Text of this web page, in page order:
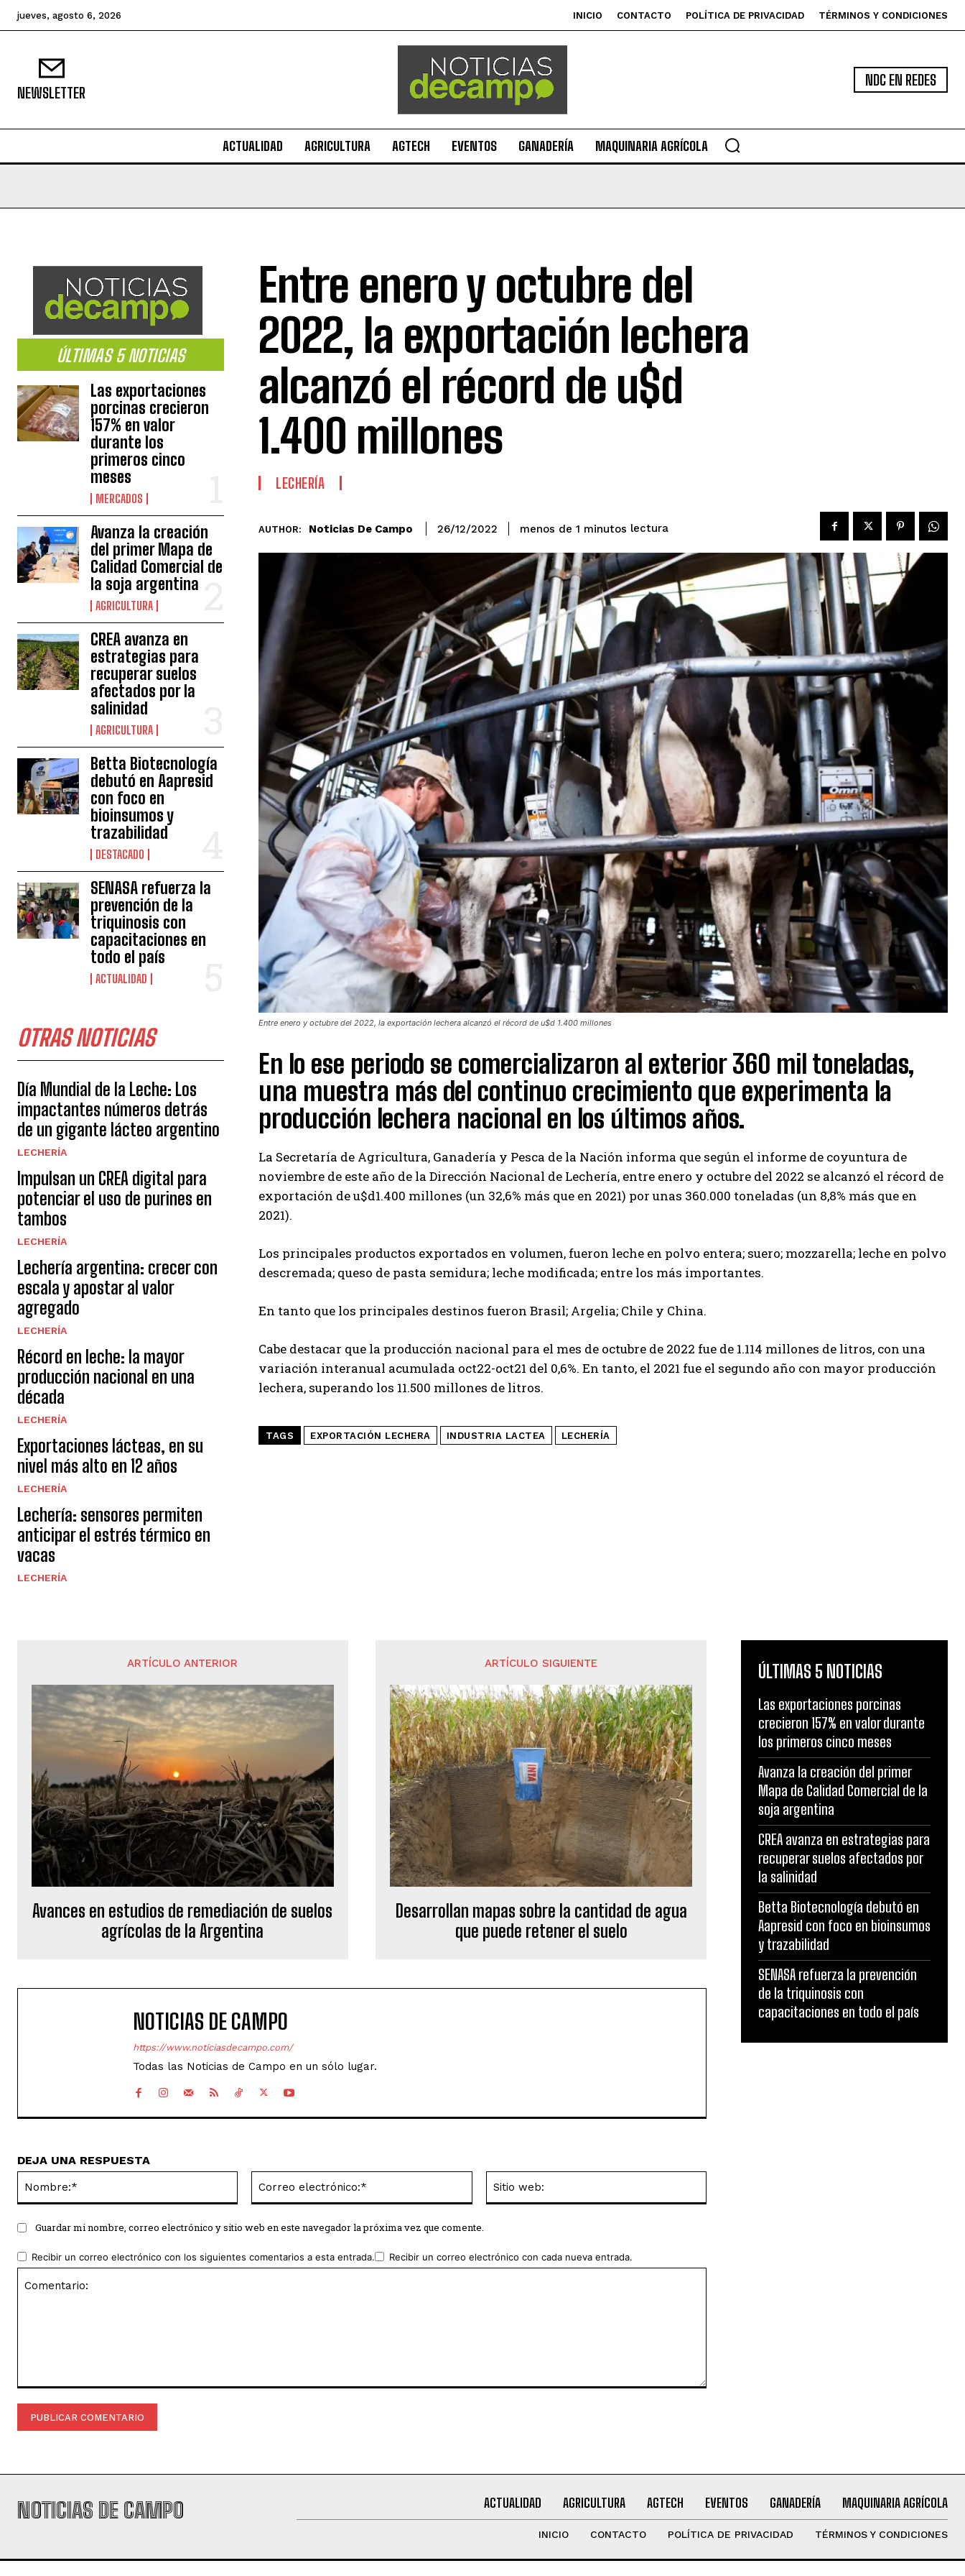
QUIERO SUSCRIBIRME
Leí y acepto laPolítica de Privacidad.
jueves, agosto 6, 2026 INICIO CONTACTO POLÍTICA DE PRIVACIDAD TÉRMINOS Y CONDICIONES
NEWSLETTER
NDC EN REDES
ACTUALIDAD AGRICULTURA AGTECH EVENTOS GANADERÍA MAQUINARIA AGRÍCOLA
ÚLTIMAS 5 NOTICIAS
Las exportaciones
porcinas crecieron
157% en valor
durante los
primeros cinco
meses
MERCADOS
Avanza la creación
del primer Mapa de
Calidad Comercial de
la soja argentina
AGRICULTURA
CREA avanza en
estrategias para
recuperar suelos
afectados por la
salinidad
AGRICULTURA
Betta Biotecnología
debutó en Aapresid
con foco en
bioinsumos y
trazabilidad
DESTACADO
SENASA refuerza la
prevención de la
triquinosis con
capacitaciones en
todo el país
ACTUALIDAD
OTRAS NOTICIAS
Día Mundial de la Leche: Los
impactantes números detrás
de un gigante lácteo argentino
LECHERÍA
Impulsan un CREA digital para
potenciar el uso de purines en
tambos
LECHERÍA
Lechería argentina: crecer con
escala y apostar al valor
agregado
LECHERÍA
Récord en leche: la mayor
producción nacional en una
década
LECHERÍA
Exportaciones lácteas, en su
nivel más alto en 12 años
LECHERÍA
Lechería: sensores permiten
anticipar el estrés térmico en
vacas
LECHERÍA
Entre enero y octubre del
2022, la exportación lechera
alcanzó el récord de u$d
1.400 millones
LECHERÍA
AUTHOR: Noticias De Campo 26/12/2022 menos de 1 minutos lectura
Entre enero y octubre del 2022, la exportación lechera alcanzó el récord de u$d 1.400 millones
En lo ese periodo se comercializaron al exterior 360 mil toneladas,
una muestra más del continuo crecimiento que experimenta la
producción lechera nacional en los últimos años.
La Secretaría de Agricultura, Ganadería y Pesca de la Nación informa que según el informe de coyuntura de
noviembre de este año de la Dirección Nacional de Lechería, entre enero y octubre del 2022 se alcanzó el récord de
exportación de u$d1.400 millones (un 32,6% más que en 2021) por unas 360.000 toneladas (un 8,8% más que en
2021).
Los principales productos exportados en volumen, fueron leche en polvo entera; suero; mozzarella; leche en polvo
descremada; queso de pasta semidura; leche modificada; entre los más importantes.
En tanto que los principales destinos fueron Brasil; Argelia; Chile y China.
Cabe destacar que la producción nacional para el mes de octubre de 2022 fue de 1.114 millones de litros, con una
variación interanual acumulada oct22-oct21 del 0,6%. En tanto, el 2021 fue el segundo año con mayor producción
lechera, superando los 11.500 millones de litros.
TAGS EXPORTACIÓN LECHERA INDUSTRIA LACTEA LECHERÍA
ARTÍCULO ANTERIOR
Avances en estudios de remediación de suelos
agrícolas de la Argentina
ARTÍCULO SIGUIENTE
Desarrollan mapas sobre la cantidad de agua
que puede retener el suelo
NOTICIAS DE CAMPO
https://www.noticiasdecampo.com/
Todas las Noticias de Campo en un sólo lugar.
DEJA UNA RESPUESTA
electrónico:*
Guardar mi nombre, correo electrónico y sitio web en este navegador la próxima vez que comente.
Recibir un correo electrónico con los siguientes comentarios a esta entrada. Recibir un correo electrónico con cada nueva entrada.
ÚLTIMAS 5 NOTICIAS
Las exportaciones porcinas
crecieron 157% en valor durante
los primeros cinco meses
Avanza la creación del primer
Mapa de Calidad Comercial de la
soja argentina
CREA avanza en estrategias para
recuperar suelos afectados por
la salinidad
Betta Biotecnología debutó en
Aapresid con foco en bioinsumos
y trazabilidad
SENASA refuerza la prevención
de la triquinosis con
capacitaciones en todo el país
NOTICIAS DE CAMPO ACTUALIDAD AGRICULTURA AGTECH EVENTOS GANADERÍA MAQUINARIA AGRÍCOLA
INICIO CONTACTO POLÍTICA DE PRIVACIDAD TÉRMINOS Y CONDICIONES